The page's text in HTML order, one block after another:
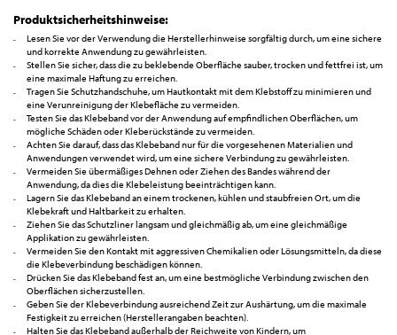
Produktsicherheitshinweise:
Lesen Sie vor der Verwendung die Herstellerhinweise sorgfältig durch, um eine sichere
und korrekte Anwendung zu gewährleisten.
Stellen Sie sicher, dass die zu beklebende Oberfläche sauber, trocken und fettfrei ist, um
eine maximale Haftung zu erreichen.
Tragen Sie Schutzhandschuhe, um Hautkontakt mit dem Klebstoff zu minimieren und
eine Verunreinigung der Klebefläche zu vermeiden.
Testen Sie das Klebeband vor der Anwendung auf empfindlichen Oberflächen, um
mögliche Schäden oder Kleberückstände zu vermeiden.
Achten Sie darauf, dass das Klebeband nur für die vorgesehenen Materialien und
Anwendungen verwendet wird, um eine sichere Verbindung zu gewährleisten.
Vermeiden Sie übermäßiges Dehnen oder Ziehen des Bandes während der
Anwendung, da dies die Klebeleistung beeinträchtigen kann.
Lagern Sie das Klebeband an einem trockenen, kühlen und staubfreien Ort, um die
Klebekraft und Haltbarkeit zu erhalten.
Ziehen Sie das Schutzliner langsam und gleichmäßig ab, um eine gleichmäßige
Applikation zu gewährleisten.
Vermeiden Sie den Kontakt mit aggressiven Chemikalien oder Lösungsmitteln, da diese
die Klebeverbindung beschädigen können.
Drücken Sie das Klebeband fest an, um eine bestmögliche Verbindung zwischen den
Oberflächen sicherzustellen.
Geben Sie der Klebeverbindung ausreichend Zeit zur Aushärtung, um die maximale
Festigkeit zu erreichen (Herstellerangaben beachten).
Halten Sie das Klebeband außerhalb der Reichweite von Kindern, um